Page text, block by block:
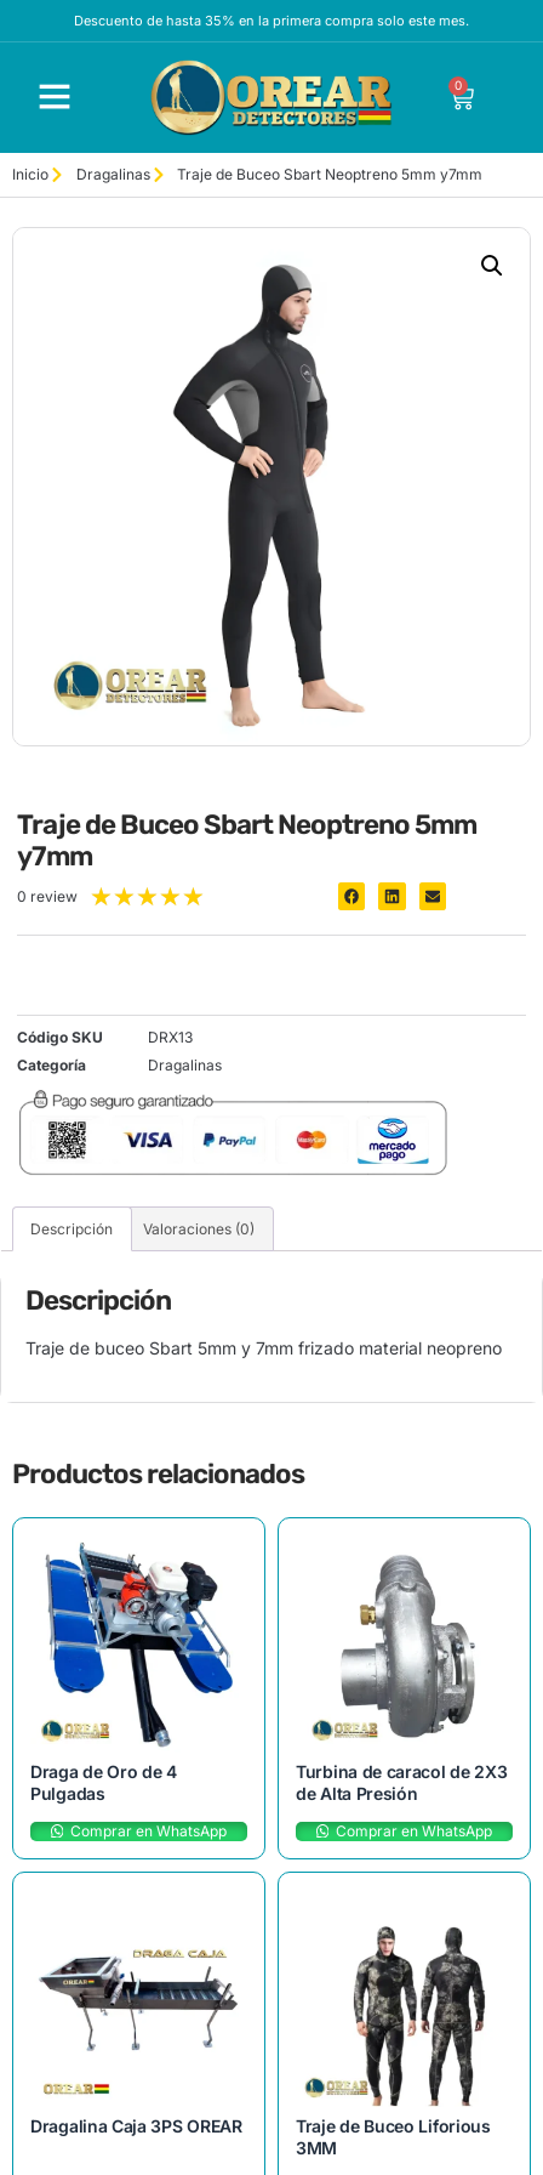
Descuento de hasta 35% en la primera compra solo este mes.
0
Inicio Dragalinas Traje de Buceo Sbart Neoptreno 5mm y7mm
Traje de Buceo Sbart Neoptreno 5mm
y7mm
0 review ★★★★★
Código SKU
DRX13
Categoría
Dragalinas
Descripción Valoraciones (0)
Descripción
Traje de buceo Sbart 5mm y 7mm frizado material neopreno
Productos relacionados
Draga de Oro de 4
Pulgadas
Comprar en WhatsApp
Turbina de caracol de 2X3
de Alta Presión
Comprar en WhatsApp
Dragalina Caja 3PS OREAR
Traje de Buceo Liforious
3MM